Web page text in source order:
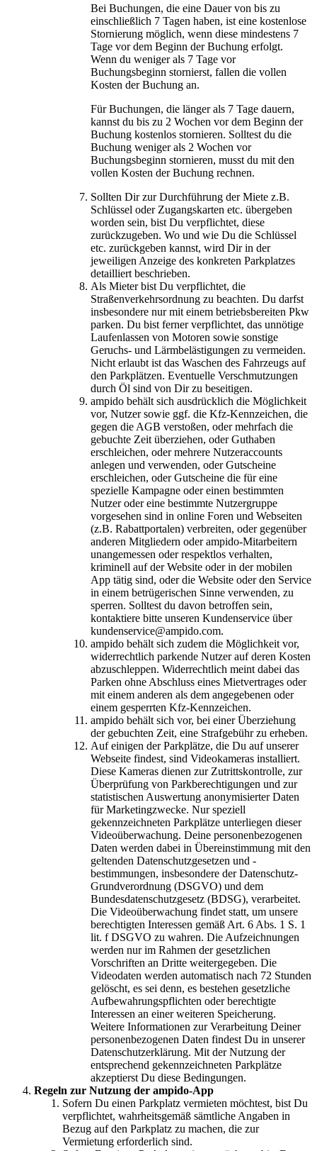
Bei Buchungen, die eine Dauer von bis zu
einschließlich 7 Tagen haben, ist eine kostenlose
Stornierung möglich, wenn diese mindestens 7
Tage vor dem Beginn der Buchung erfolgt.
Wenn du weniger als 7 Tage vor
Buchungsbeginn stornierst, fallen die vollen
Kosten der Buchung an.
Für Buchungen, die länger als 7 Tage dauern,
kannst du bis zu 2 Wochen vor dem Beginn der
Buchung kostenlos stornieren. Solltest du die
Buchung weniger als 2 Wochen vor
Buchungsbeginn stornieren, musst du mit den
vollen Kosten der Buchung rechnen.
Sollten Dir zur Durchführung der Miete z.B.
Schlüssel oder Zugangskarten etc. übergeben
worden sein, bist Du verpflichtet, diese
zurückzugeben. Wo und wie Du die Schlüssel
etc. zurückgeben kannst, wird Dir in der
jeweiligen Anzeige des konkreten Parkplatzes
detailliert beschrieben.
Als Mieter bist Du verpflichtet, die
Straßenverkehrsordnung zu beachten. Du darfst
insbesondere nur mit einem betriebsbereiten Pkw
parken. Du bist ferner verpflichtet, das unnötige
Laufenlassen von Motoren sowie sonstige
Geruchs- und Lärmbelästigungen zu vermeiden.
Nicht erlaubt ist das Waschen des Fahrzeugs auf
den Parkplätzen. Eventuelle Verschmutzungen
durch Öl sind von Dir zu beseitigen.
ampido behält sich ausdrücklich die Möglichkeit
vor, Nutzer sowie ggf. die Kfz-Kennzeichen, die
gegen die AGB verstoßen, oder mehrfach die
gebuchte Zeit überziehen, oder Guthaben
erschleichen, oder mehrere Nutzeraccounts
anlegen und verwenden, oder Gutscheine
erschleichen, oder Gutscheine die für eine
spezielle Kampagne oder einen bestimmten
Nutzer oder eine bestimmte Nutzergruppe
vorgesehen sind in online Foren und Webseiten
(z.B. Rabattportalen) verbreiten, oder gegenüber
anderen Mitgliedern oder ampido-Mitarbeitern
unangemessen oder respektlos verhalten,
kriminell auf der Website oder in der mobilen
App tätig sind, oder die Website oder den Service
in einem betrügerischen Sinne verwenden, zu
sperren. Solltest du davon betroffen sein,
kontaktiere bitte unseren Kundenservice über
kundenservice@ampido.com.
ampido behält sich zudem die Möglichkeit vor,
widerrechtlich parkende Nutzer auf deren Kosten
abzuschleppen. Widerrechtlich meint dabei das
Parken ohne Abschluss eines Mietvertrages oder
mit einem anderen als dem angegebenen oder
einem gesperrten Kfz-Kennzeichen.
ampido behält sich vor, bei einer Überziehung
der gebuchten Zeit, eine Strafgebühr zu erheben.
Auf einigen der Parkplätze, die Du auf unserer
Webseite findest, sind Videokameras installiert.
Diese Kameras dienen zur Zutrittskontrolle, zur
Überprüfung von Parkberechtigungen und zur
statistischen Auswertung anonymisierter Daten
für Marketingzwecke. Nur speziell
gekennzeichneten Parkplätze unterliegen dieser
Videoüberwachung. Deine personenbezogenen
Daten werden dabei in Übereinstimmung mit den
geltenden Datenschutzgesetzen und -
bestimmungen, insbesondere der Datenschutz-
Grundverordnung (DSGVO) und dem
Bundesdatenschutzgesetz (BDSG), verarbeitet.
Die Videoüberwachung findet statt, um unsere
berechtigten Interessen gemäß Art. 6 Abs. 1 S. 1
lit. f DSGVO zu wahren. Die Aufzeichnungen
werden nur im Rahmen der gesetzlichen
Vorschriften an Dritte weitergegeben. Die
Videodaten werden automatisch nach 72 Stunden
gelöscht, es sei denn, es bestehen gesetzliche
Aufbewahrungspflichten oder berechtigte
Interessen an einer weiteren Speicherung.
Weitere Informationen zur Verarbeitung Deiner
personenbezogenen Daten findest Du in unserer
Datenschutzerklärung. Mit der Nutzung der
entsprechend gekennzeichneten Parkplätze
akzeptierst Du diese Bedingungen.
Regeln zur Nutzung der ampido-App
Sofern Du einen Parkplatz vermieten möchtest, bist Du
verpflichtet, wahrheitsgemäß sämtliche Angaben in
Bezug auf den Parkplatz zu machen, die zur
Vermietung erforderlich sind.